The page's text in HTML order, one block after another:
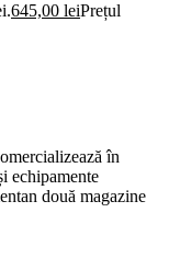
645,00 leiPrețul
în
echipamente
două magazine